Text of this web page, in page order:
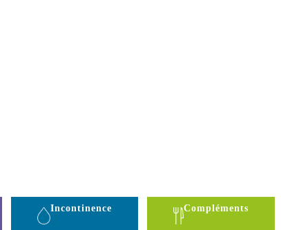
Incontinence Compléments